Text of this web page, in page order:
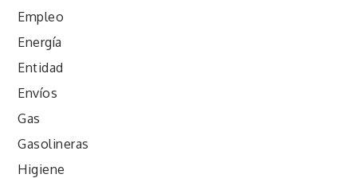
Empleo
Energía
Entidad
Envíos
Gas
Gasolineras
Higiene